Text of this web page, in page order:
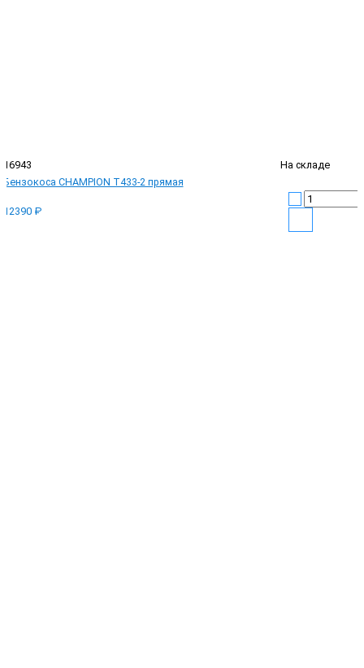
16943
На складе
Бензокоса CHAMPION T433-2 прямая
12390 ₽